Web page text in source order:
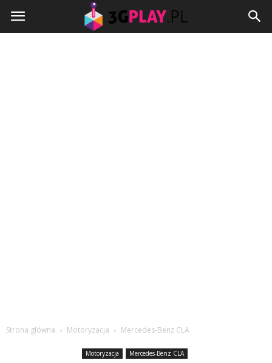
3gplay.pl
Strona główna Motoryzacja Mercedes-Benz CLA
Motoryzacja Mercedes-Benz CLA